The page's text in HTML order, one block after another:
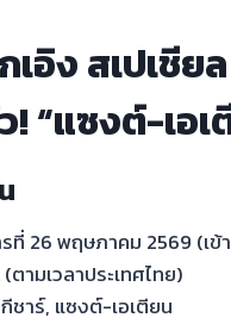
เอิง สเปเชี
! “แซงต์-เอ
ที่ 26 พฤษภาคม 2569 (เข้
(ตามเวลาประเทศไทย)
าร์, แซงต์-เอเตียน